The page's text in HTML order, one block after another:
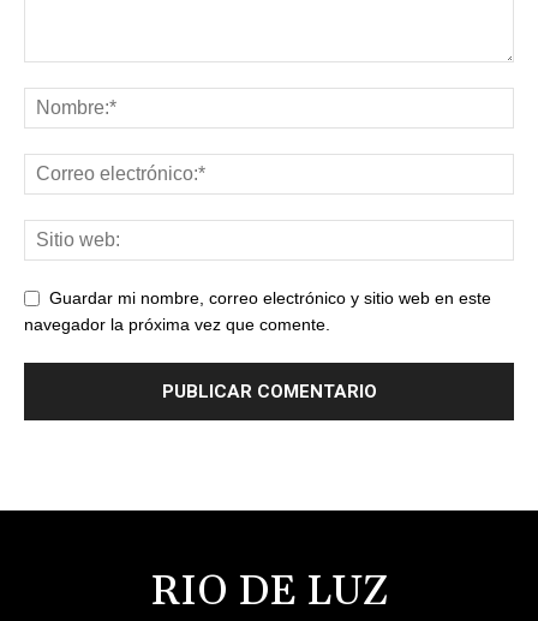
Guardar mi nombre, correo electrónico y sitio web en este
navegador la próxima vez que comente.
RIO DE LUZ